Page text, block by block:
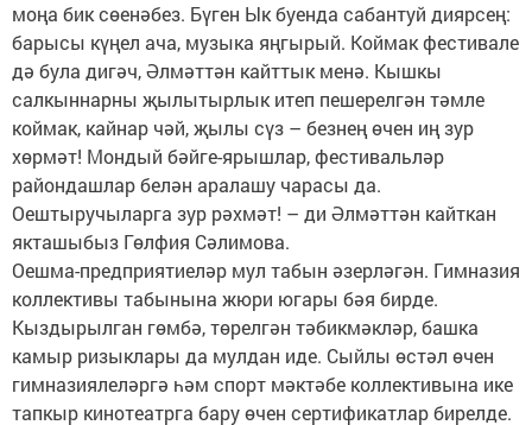
моңа бик сөенәбез. Бүген Ык буенда сабантуй диярсең:
барысы күңел ача, музыка яңгырый. Коймак фестивале
дә була дигәч, Әлмәттән кайттык менә. Кышкы
салкыннарны җылытырлык итеп пешерелгән тәмле
коймак, кайнар чәй, җылы сүз – безнең өчен иң зур
хөрмәт! Мондый бәйге-ярышлар, фестивальләр
райондашлар белән аралашу чарасы да.
Оештыручыларга зур рәхмәт! – ди Әлмәттән кайткан
якташыбыз Гөлфия Сәлимова.
Оешма-предприятиеләр мул табын әзерләгән. Гимназия
коллективы табынына жюри югары бәя бирде.
Кыздырылган гөмбә, төрелгән тәбикмәкләр, башка
камыр ризыклары да мулдан иде. Сыйлы өстәл өчен
гимназиялеләргә һәм спорт мәктәбе коллективына ике
тапкыр кинотеатрга бару өчен сертификатлар бирелде.